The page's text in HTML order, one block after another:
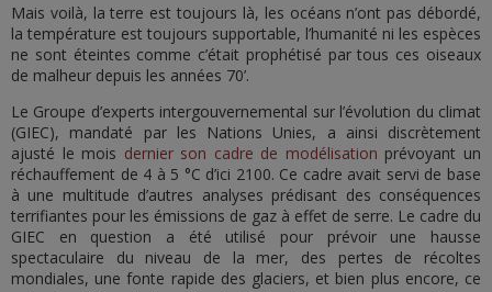
Mais voilà, la terre est toujours là, les océans n’ont pas débordé,
la température est toujours supportable, l’humanité ni les espèces
ne sont éteintes comme c’était prophétisé par tous ces oiseaux
de malheur depuis les années 70’.
Le Groupe d’experts intergouvernemental sur l’évolution du climat
(GIEC), mandaté par les Nations Unies, a ainsi discrètement
ajusté le mois dernier son cadre de modélisation prévoyant un
réchauffement de 4 à 5 °C d’ici 2100. Ce cadre avait servi de base
à une multitude d’autres analyses prédisant des conséquences
terrifiantes pour les émissions de gaz à effet de serre. Le cadre du
GIEC en question a été utilisé pour prévoir une hausse
spectaculaire du niveau de la mer, des pertes de récoltes
mondiales, une fonte rapide des glaciers, et bien plus encore, ce